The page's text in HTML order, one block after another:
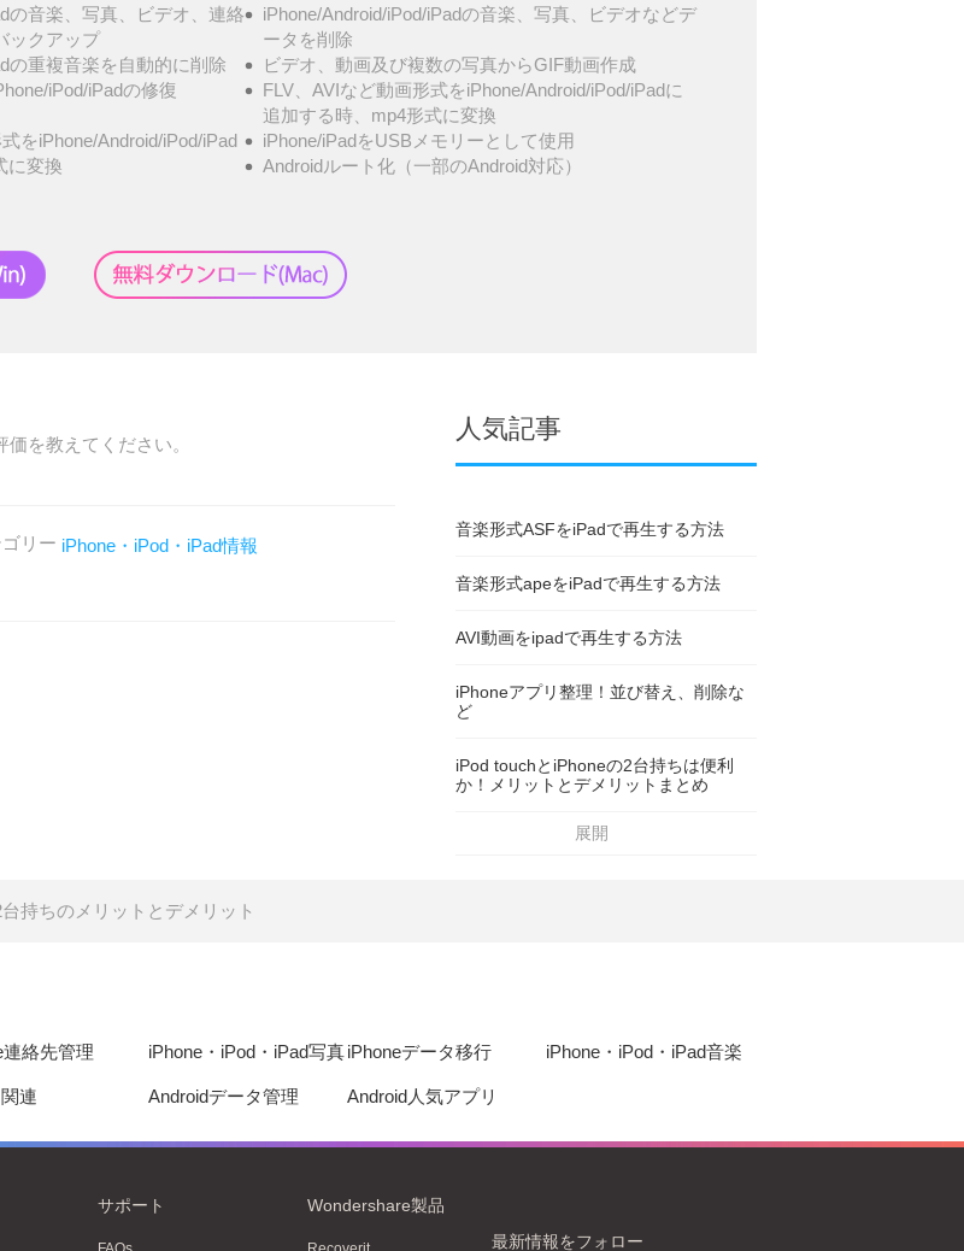
の音楽、写真、ビデオ、連絡
ックアップ
iPhone/Android/iPod/iPadの音楽、写真、ビデオなどデ
ータを削除
の重複音楽を自動的に削除
ビデオ、動画及び複数の写真からGIF動画作成
iPod/iPadの修復
FLV、AVIなど動画形式をiPhone/Android/iPod/iPadに
追加する時、mp4形式に変換
をiPhone/Android/iPod/iPad
に変換
iPhone/iPadをUSBメモリーとして使用
Androidルート化（一部のAndroid対応）
を教えてください。
リー iPhone・iPod・iPad情報
人気記事
音楽形式ASFをiPadで再生する方法
音楽形式apeをiPadで再生する方法
AVI動画をipadで再生する方法
iPhoneアプリ整理！並び替え、削除な
ど
iPod touchとiPhoneの2台持ちは便利
か！メリットとデメリットまとめ
展開
持ちのメリットとデメリット
連絡先管理 iPhone・iPod・iPad写真iPhoneデータ移行 iPhone・iPod・iPad音楽
連 Androidデータ管理 Android人気アプリ
サポート Wondershare製品
最新情報をフォロー